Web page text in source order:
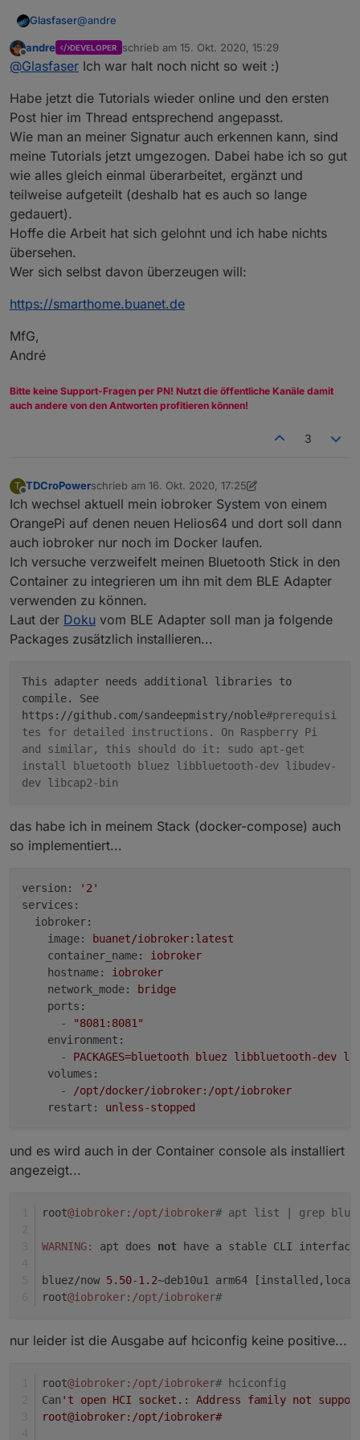
eines einfachen Links reichen sollte... :)
Glasfaser@andre
Ich mache mal ein Push ... da ich nur die
Benachrichtigung bekommen habe . ;)
siehe Startbeitrag
Offline
andre DEVELOPER schrieb am 15. Okt. 2020, 15:29
zuletzt editiert von
@Glasfaser Ich war halt noch nicht so weit :)
Habe jetzt die Tutorials wieder online und den ersten
Post hier im Thread entsprechend angepasst.
Wie man an meiner Signatur auch erkennen kann, sind
meine Tutorials jetzt umgezogen. Dabei habe ich so gut
wie alles gleich einmal überarbeitet, ergänzt und
teilweise aufgeteilt (deshalb hat es auch so lange
gedauert).
Hoffe die Arbeit hat sich gelohnt und ich habe nichts
übersehen.
Wer sich selbst davon überzeugen will:
https://smarthome.buanet.de
MfG,
André
Bitte keine Support-Fragen per PN! Nutzt die öffentliche Kanäle damit
auch andere von den Antworten profitieren können!
3
T TDCroPowerschrieb am 16. Okt. 2020, 17:25
zuletzt editiert von TDCroPower
Ich wechsel aktuell mein iobroker System von einem
OrangePi auf denen neuen Helios64 und dort soll dann
auch iobroker nur noch im Docker laufen.
Ich versuche verzweifelt meinen Bluetooth Stick in den
Container zu integrieren um ihn mit dem BLE Adapter
verwenden zu können.
Laut der Doku vom BLE Adapter soll man ja folgende
Packages zusätzlich installieren...
This adapter needs additional libraries to
compile. See
https://github.com/sandeepmistry/noble#prerequisi
tes for detailed instructions. On Raspberry Pi
and similar, this should do it: sudo apt-get
install bluetooth bluez libbluetooth-dev libudev-
dev libcap2-bin
das habe ich in meinem Stack (docker-compose) auch
so implementiert...
version:
'2'
services:
iobroker:
image:
buanet/iobroker:latest
container_name:
iobroker
hostname:
iobroker
network_mode:
bridge
ports:
-
"8081:8081"
environment:
-
PACKAGES=bluetooth bluez libbluetooth-dev
volumes:
-
/opt/docker/iobroker:/opt/iobroker
restart:
unless-stopped
und es wird auch in der Container console als installiert
angezeigt...
root@iobroker:/opt/iobroker# apt list | grep
WARNING: apt does not have a stable CLI
bluez/now 5.50-1.2~deb10u1 arm64
root@iobroker:/opt/iobroker#
nur leider ist die Ausgabe auf hciconfig keine positive...
root@iobroker:/opt/iobroker# hciconfig
Can 't open HCI socket.: Address family not
root@iobroker:/opt/iobroker#